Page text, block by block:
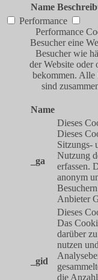
Name
Performance
Performance
Besucher eine
Besucher wie
der Website oder
bekommen. Alle
sind
Name
_ga
Dieses
Dieses
Sitzungs-
Nutzung
erfassen.
anonym
Anbieter
_gid
Dieses
Das
darüber
nutzen
die